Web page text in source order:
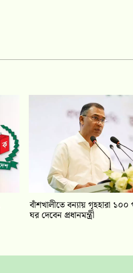
বাঁশখালীতে বন্যায় গৃহহারা
ঘর দেবেন প্রধানমন্ত্রী